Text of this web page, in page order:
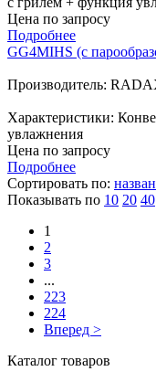
Цена по запросу
Подробнее
GG4MIHS (с
Производитель:
Характеристики:
увлажнения
Цена по запросу
Подробнее
Сортировать по:
Показывать по 10 20 40
1
2
3
...
223
224
Вперед >
Каталог товаров